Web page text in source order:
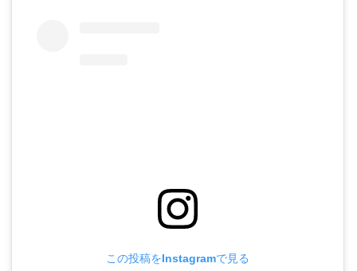
この投稿をInstagramで見る